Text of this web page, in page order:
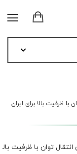
با ظرفیت بالا برای ایران